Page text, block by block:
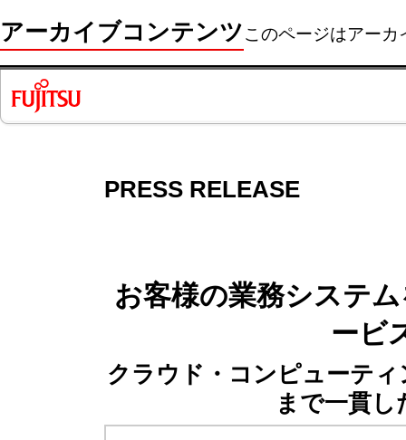
アーカイブコンテンツこのページはアー
PRESS RELEASE
お客様の業務システ
ービ
クラウド・コンピューテ
まで一貫